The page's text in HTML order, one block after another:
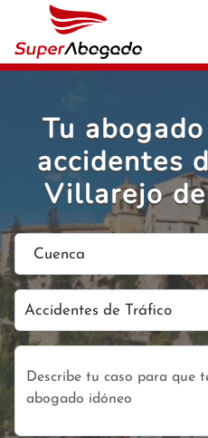
Tu
accidentes
Villarejo
Cuenca
Accidentes de Tráfico